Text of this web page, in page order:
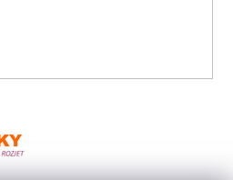
houpání
hlavičky
jednoduché složení korby
pro sundání korby z podvozku